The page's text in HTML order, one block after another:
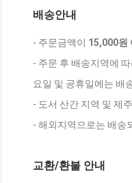
배송안내
- 주문금액이 15,000원
- 주문 후 배송지역에
요일 및 공휴일에는 배
- 도서 산간 지역 및 제
- 해외지역으로는 배송
교환/환불 안내